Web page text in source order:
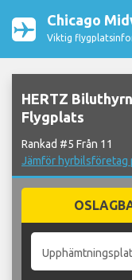
Chicago
Viktig
HERTZ
Flygplats
Rankad #5 Från 11
Jämför hyrbilsföretag